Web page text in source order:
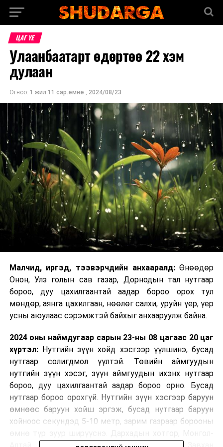
ЦАГ ҮЕ
Улаанбаатарт өдөртөө 22 хэм
дулаан
Огноо: 1 жил 11 сар.өмнө , 2024/08/23
Малчид, иргэд, тээвэрчдийн анхааралд:Өнөөдөр
Онон, Улз голын сав газар, Дорнодын тал нутгаар
бороо, дуу цахилгаантай аадар бороо орох тул
мөндөр, аянга цахилгаан, нөөлөг салхи, уруйн үер, үер
усны аюулаас сэрэмжтэй байхыг анхааруулж байна.
2024 оны наймдугаар сарын 23-ны 08 цагаас 20 цаг
хүртэл:Нутгийн зүүн хойд хэсгээр үүлшинэ, бусад
нутгаар солигдмол үүлтэй. Төвийн аймгуудын
нутгийн зүүн хэсэг, зүүн аймгуудын ихэнх нутгаар
бороо, дуу цахилгаантай аадар бороо орно. Бусад
нутгаар бороо орохгүй. Нутгийн зүүн хэсгээр баруун
өмнөөс баруун хойш эргэж, бусад нутгаар баруун
хойноос секундэд 5-10 метр, зарим газраар борооны
Алтай, Хангай, Хөвсгөлийн уулархаг нутаг, Завхан